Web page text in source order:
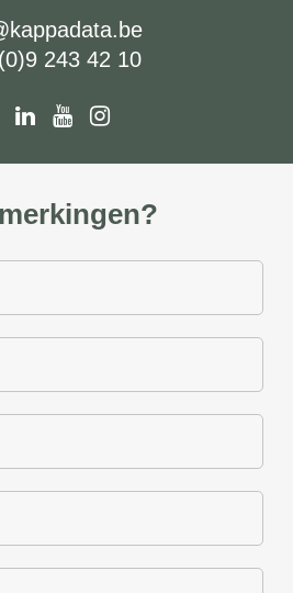
243 42 10